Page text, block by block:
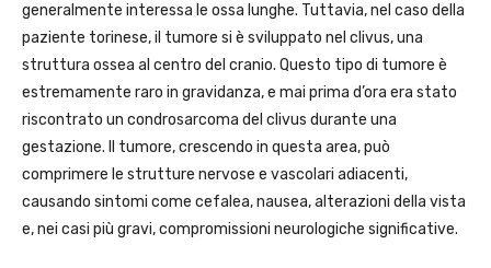
generalmente interessa le ossa lunghe. Tuttavia, nel caso della
paziente torinese, il tumore si è sviluppato nel clivus, una
struttura ossea al centro del cranio. Questo tipo di tumore è
estremamente raro in gravidanza, e mai prima d’ora era stato
riscontrato un condrosarcoma del clivus durante una
gestazione. Il tumore, crescendo in questa area, può
comprimere le strutture nervose e vascolari adiacenti,
causando sintomi come cefalea, nausea, alterazioni della vista
e, nei casi più gravi, compromissioni neurologiche significative.